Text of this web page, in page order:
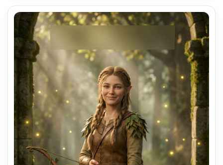
des couleurs dramatique-AR 4:5